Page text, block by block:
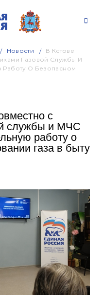
Новости
В Кстове
Газовой Службы И
Работу О Безопасном
с
службы и МЧС
работу о
газа в быту